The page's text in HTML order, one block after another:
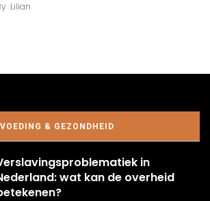
Lilian
VOEDING & GEZONDHEID
in
wat kan de overheid